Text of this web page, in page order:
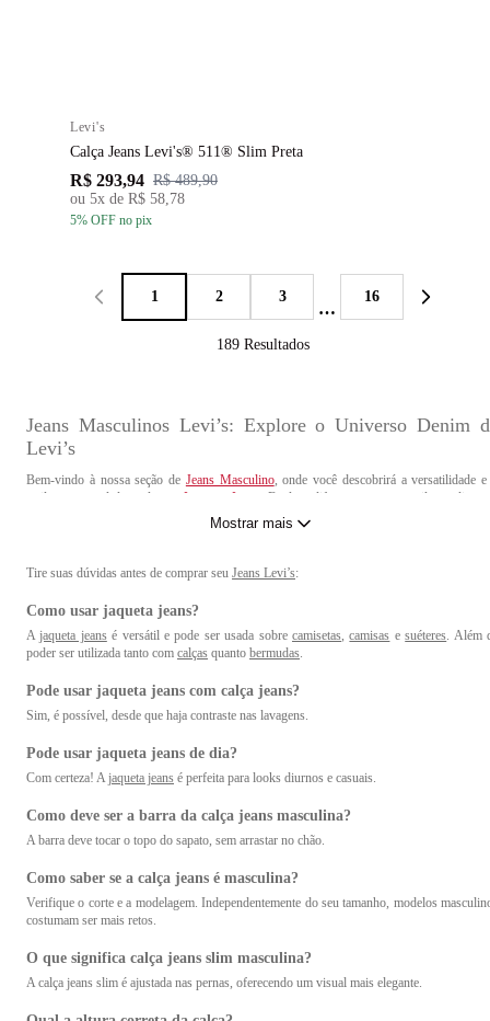
Levi's
Calça Jeans Levi's® 511® Slim Preta
R$ 293,94 R$ 489,90
ou 5x de R$ 58,78
5% OFF no pix
1 2 3
…
16
189 Resultados
Jeans Masculinos Levi’s: Explore o Universo Denim
Levi’s
Bem-vindo à nossa seção de Jeans Masculino, onde você descobrirá a versatilidade
estilo atemporal das calças e Jaquetas Jeans
. Explore diferentes cortes, estilos e dicas
combinações para criar looks incríveis que expressam sua personalidade única. Do
ao elegante, o jeans masculino é uma escolha que nunca sai de moda
Dicas para combinar calças jeans masculinas
camisetas, camisas, jaquetas e outros itens:
Quando o assunto éModa Masculina , a combinação certa entre aspeças de roupa que
escolher podem transformar um simples par de jeans em um visual marcante. Saiba como:
•
Camisetas
: Opte por cores que complementam o tom do jeans, criando um
estiloso.
•Camisas: Jeans com camisas de botões criam uma aparência casual e arrumada ao
•Jaquetas: Experimente combinar diferentes lavagens de jeans entre a jaqueta e a calça
um contraste sutil.
• Outros itens:Acessórioscomo cintos e sapatos podem aprimorar ainda mais
Explorando os diferentes cortes e estilos de calças
masculinas disponíveis:
Escolher o corte certo faz toda a diferença em seu visual. São várias opções de
como o skinny, reto, bootcut, slim e várias outras opções, e é preciso saber como
• Skinny: Ajustado ao corpo, perfeito para looks modernos e elegantes.
• Reto: Um clássico versátil que combina com diversos estilos.
Mostrar mais
Tire suas dúvidas antes de comprar seu Jeans Levi’s:
Como usar jaqueta jeans?
Ajaqueta jeansé versátil e pode ser usada sobrecamisetas,camisas esuéteres. Além
poder ser utilizada tanto com calças quanto bermudas.
Pode usar jaqueta jeans com calça jeans?
Sim, é possível, desde que haja contraste nas lavagens.
Pode usar jaqueta jeans de dia?
Com certeza! Ajaqueta jeans é perfeita para looks diurnos e casuais.
Como deve ser a barra da calça jeans masculina?
A barra deve tocar o topo do sapato, sem arrastar no chão.
Como saber se a calça jeans é masculina?
Verifique o corte e a modelagem. Independentemente do seu tamanho, modelos
costumam ser mais retos.
O que significa calça jeans slim masculina?
A calça jeans slim é ajustada nas pernas, oferecendo um visual mais elegante.